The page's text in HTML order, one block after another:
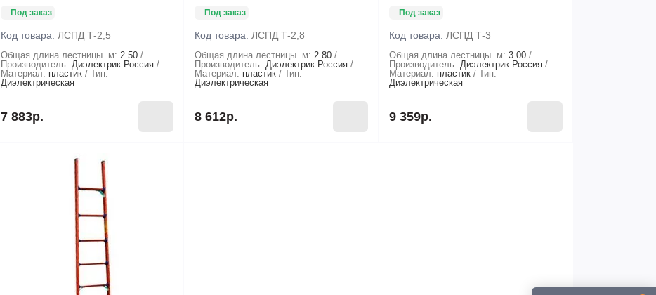
Под заказ
Код товара: ЛСПД Т-2,5
Общая длина лестницы. м: 2.50
Производитель: Диэлектрик Россия
Материал: пластик
Тип:
Диэлектрическая
7 883р.
Под заказ
Код товара: ЛСПД Т-2,8
Общая длина лестницы. м: 2.80
Производитель: Диэлектрик Россия
Материал: пластик
Тип:
Диэлектрическая
8 612р.
Под заказ
Код товара: ЛСПД Т-3
Общая длина лестницы. м: 3.00
Производитель: Диэлектрик Россия
Материал: пластик
Тип:
Диэлектрическая
9 359р.